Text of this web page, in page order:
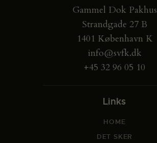
Gammel Dok Pakhus
Strandgade 27 B
1401 København K
info@svfk.dk
+45 32 96 05 10
Links
HOME
DET SKER